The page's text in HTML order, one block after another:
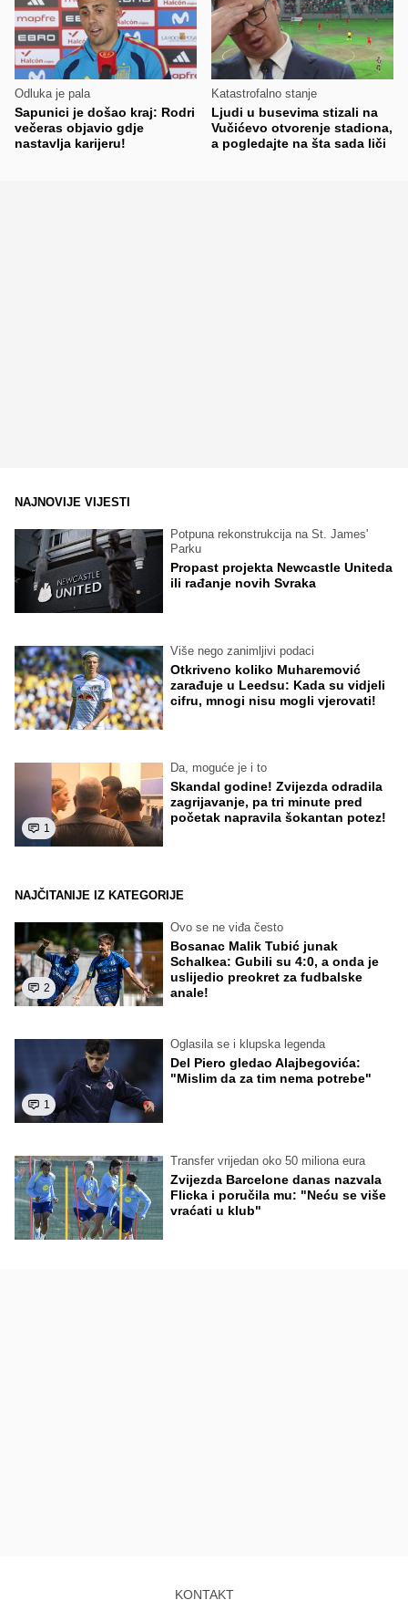
Odluka je pala
Sapunici je došao kraj: Rodri
večeras objavio gdje
nastavlja karijeru!
Katastrofalno stanje
Ljudi u busevima stizali na
Vučićevo otvorenje stadiona,
a pogledajte na šta sada liči
NAJNOVIJE VIJESTI
Potpuna rekonstrukcija na St. James'
Parku
Propast projekta Newcastle Uniteda
ili rađanje novih Svraka
Više nego zanimljivi podaci
Otkriveno koliko Muharemović
zarađuje u Leedsu: Kada su vidjeli
cifru, mnogi nisu mogli vjerovati!
1
Da, moguće je i to
Skandal godine! Zvijezda odradila
zagrijavanje, pa tri minute pred
početak napravila šokantan potez!
NAJČITANIJE IZ KATEGORIJE
2
Ovo se ne viđa često
Bosanac Malik Tubić junak
Schalkea: Gubili su 4:0, a onda je
uslijedio preokret za fudbalske
anale!
1
Oglasila se i klupska legenda
Del Piero gledao Alajbegovića:
"Mislim da za tim nema potrebe"
Transfer vrijedan oko 50 miliona eura
Zvijezda Barcelone danas nazvala
Flicka i poručila mu: "Neću se više
vraćati u klub"
KONTAKT